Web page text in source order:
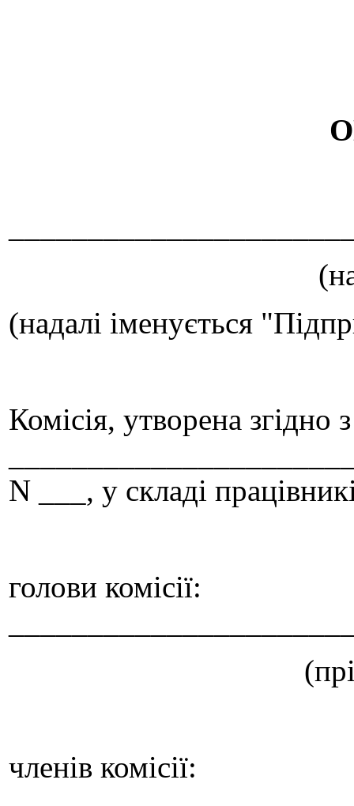
(надалі іменується
Комісія, утворена згідно
N ___, у складі
голови комісії:
членів комісії: